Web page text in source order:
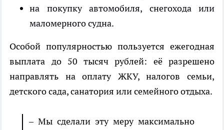
на покупку автомобиля, снегохода или
маломерного судна.
Особой популярностью пользуется ежегодная
выплата до 50 тысяч рублей: её разрешено
направлять на оплату ЖКУ, налогов семьи,
детского сада, санатория или семейного отдыха.
– Мы сделали эту меру максимально